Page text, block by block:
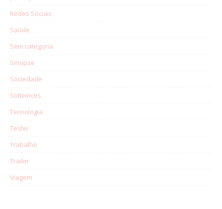
Redes Sociais
Saúde
Sem categoria
Sinopse
Sociedade
Solteirices
Tecnologia
Testei
Trabalho
Trailer
Viagem